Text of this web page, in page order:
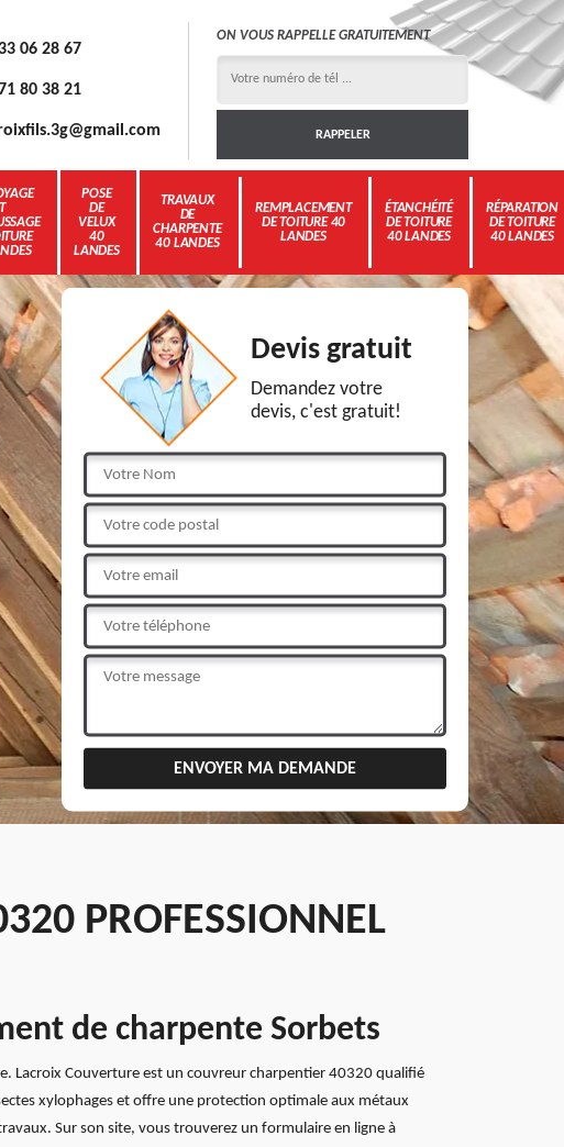
06 28 67
80 38 21
ON VOUS RAPPELLE GRATUITEMENT
POSE
DE
VELUX
40
LANDES
TRAVAUX
DE
CHARPENTE
40 LANDES
REMPLACEMENT
DE TOITURE 40
LANDES
ÉTANCHÉITÉ
DE TOITURE
40 LANDES
RÉPARATION
DE TOITURE
40 LANDES
Devis gratuit
Demandez votre
devis, c'est gratuit!
PROFESSIONNEL
de charpente Sorbets
Lacroix Couverture est un couvreur charpentier 40320 qualifié
xylophages et offre une protection optimale aux métaux
Sur son site, vous trouverez un formulaire en ligne à